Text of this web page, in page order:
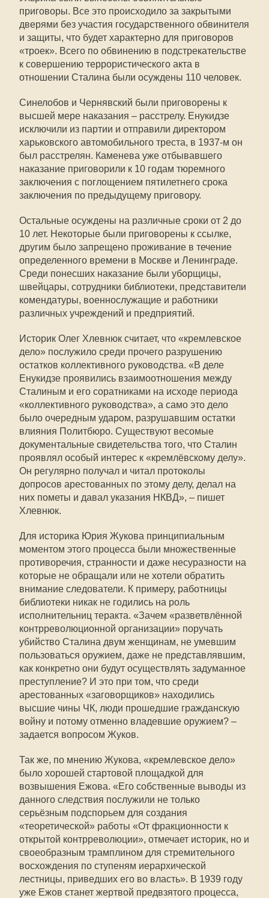
приговоры. Все это происходило за закрытыми
дверями без участия государственного обвинителя
и защиты, что будет характерно для приговоров
«троек». Всего по обвинению в подстрекательстве
к совершению террористического акта в
отношении Сталина были осуждены 110 человек.
Синелобов и Чернявский были приговорены к
высшей мере наказания – расстрелу. Енукидзе
исключили из партии и отправили директором
харьковского автомобильного треста, в 1937-м он
был расстрелян. Каменева уже отбывавшего
наказание приговорили к 10 годам тюремного
заключения с поглощением пятилетнего срока
заключения по предыдущему приговору.
Остальные осуждены на различные сроки от 2 до
10 лет. Некоторые были приговорены к ссылке,
другим было запрещено проживание в течение
определенного времени в Москве и Ленинграде.
Среди понесших наказание были уборщицы,
швейцары, сотрудники библиотеки, представители
комендатуры, военнослужащие и работники
различных учреждений и предприятий.
Историк Олег Хлевнюк считает, что «кремлевское
дело» послужило среди прочего разрушению
остатков коллективного руководства. «В деле
Енукидзе проявились взаимоотношения между
Сталиным и его соратниками на исходе периода
«коллективного руководства», а само это дело
было очередным ударом, разрушавшим остатки
влияния Политбюро. Существуют весомые
документальные свидетельства того, что Сталин
проявлял особый интерес к «кремлёвскому делу».
Он регулярно получал и читал протоколы
допросов арестованных по этому делу, делал на
них пометы и давал указания НКВД», – пишет
Хлевнюк.
Для историка Юрия Жукова принципиальным
моментом этого процесса были множественные
противоречия, странности и даже несуразности на
которые не обращали или не хотели обратить
внимание следователи. К примеру, работницы
библиотеки никак не годились на роль
исполнительниц теракта. «Зачем «разветвлённой
контрреволюционной организации» поручать
убийство Сталина двум женщинам, не умевшим
пользоваться оружием, даже не представлявшим,
как конкретно они будут осуществлять задуманное
преступление? И это при том, что среди
арестованных «заговорщиков» находились
высшие чины ЧК, люди прошедшие гражданскую
войну и потому отменно владевшие оружием? –
задается вопросом Жуков.
Так же, по мнению Жукова, «кремлевское дело»
было хорошей стартовой площадкой для
возвышения Ежова. «Его собственные выводы из
данного следствия послужили не только
серьёзным подспорьем для создания
«теоретической» работы «От фракционности к
открытой контрреволюции», отмечает историк, но и
своеобразным трамплином для стремительного
восхождения по ступеням иерархической
лестницы, приведших его во власть». В 1939 году
уже Ежов станет жертвой предвзятого процесса,